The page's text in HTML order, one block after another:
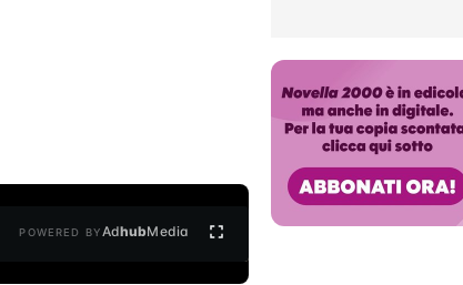
POWERED BYAdhubMedia